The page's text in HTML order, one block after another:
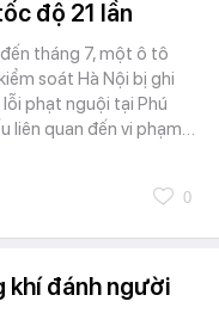
độ 21 lần
tháng 7, một ô tô
soát Hà Nội bị ghi
phạt nguội tại Phú
liên quan đến vi phạm…
0
khí đánh người